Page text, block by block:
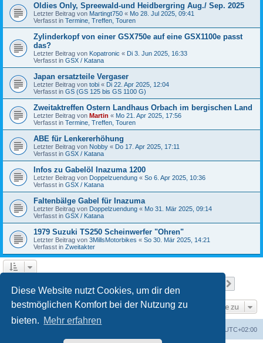
Diese Website nutzt Cookies, um dir den
bestmöglichen Komfort bei der Nutzung zu
bieten. Mehr erfahren
Oldies Only, Spreewald-und Heidbergring Aug./ Sep. 2025
Letzter Beitrag von Martingt750 « Mo 28. Jul 2025, 09:41
Verfasst in Termine, Treffen, Touren
Zylinderkopf von einer GSX750e auf eine GSX1100e passt
das?
Letzter Beitrag von Kopatronic « Di 3. Jun 2025, 16:33
Verfasst in GSX / Katana
Japan ersatzteile Vergaser
Letzter Beitrag von tobi « Di 22. Apr 2025, 12:04
Verfasst in GS (GS 125 bis GS 1100 G)
Zweitaktreffen Ostern Landhaus Orbach im bergischen Land
Letzter Beitrag von Martin « Mo 21. Apr 2025, 17:56
Verfasst in Termine, Treffen, Touren
ABE für Lenkererhöhung
Letzter Beitrag von Nobby « Do 17. Apr 2025, 17:11
Verfasst in GSX / Katana
Infos zu Gabelöl Inazuma 1200
Letzter Beitrag von Doppelzuendung « So 6. Apr 2025, 10:36
Verfasst in GSX / Katana
Faltenbälge Gabel für Inazuma
Letzter Beitrag von Doppelzuendung « Mo 31. Mär 2025, 09:14
Verfasst in GSX / Katana
1979 Suzuki TS250 Scheinwerfer "Ohren"
Letzter Beitrag von 3MillsMotorbikes « So 30. Mär 2025, 14:21
Verfasst in Zweitakter
Gehe zu
UTC+02:00